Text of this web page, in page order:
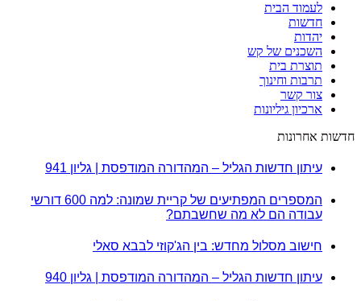
לעמוד הבית
חדשות
יהדות
השכנים של קש
תוצרת בית
תרבות וחינוך
צור קשר
ארכיון גיליונות
חדשות אחרונות
עיתון חדשות הגליל – המהדורה המודפסת | גליון 941
המספרים המפתיעים של קריית שמונה: למה 600 דורשי
עבודה הם לא מה שחשבתם?
חישוב מסלול מחדש: בין הג'קוזי לבבא סאלי
עיתון חדשות הגליל – המהדורה המודפסת | גליון 940